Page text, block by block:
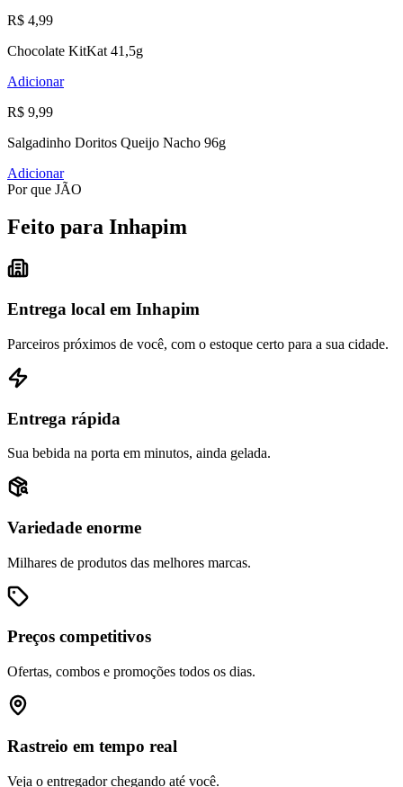
R$ 4,99
Chocolate KitKat 41,5g
Adicionar
R$ 9,99
Salgadinho Doritos Queijo Nacho 96g
Adicionar
Por que JÃO
Feito para Inhapim
Entrega local em Inhapim
Parceiros próximos de você, com o estoque certo para a sua cidade.
Entrega rápida
Sua bebida na porta em minutos, ainda gelada.
Variedade enorme
Milhares de produtos das melhores marcas.
Preços competitivos
Ofertas, combos e promoções todos os dias.
Rastreio em tempo real
Veja o entregador chegando até você.